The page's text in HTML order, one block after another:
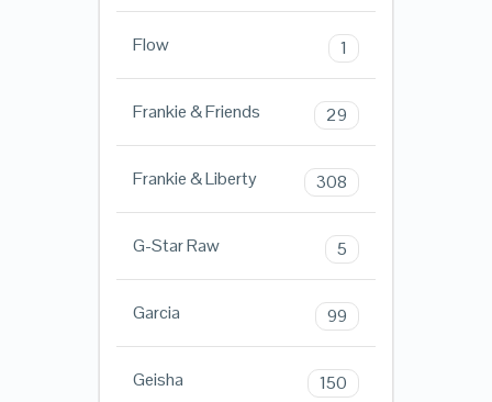
Flow 1
Frankie & Friends 29
Frankie & Liberty 308
G-Star Raw 5
Garcia 99
Geisha 150